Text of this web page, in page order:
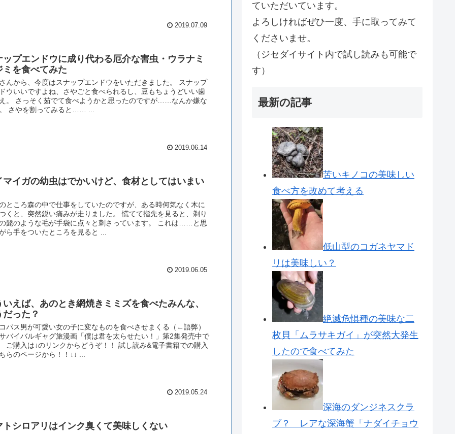
2019.07.09
ップエンドウに成り代わる厄介な害虫・ウラナミ
ミを食べてみた
んから、今度はスナップエンドウをいただきました。 スナップ
ウいいですよね、さやごと食べられるし、豆もちょうどいい歯
。 さっそく茹でて食べようかと思ったのですが……なんか嫌な
さやを割ってみると…… ...
2019.06.14
マイガの幼虫はでかいけど、食材としてはいまい
ところ森の中で仕事をしていたのですが、ある時何気なく木に
くと、突然鋭い痛みが走りました。 慌てて指先を見ると、剃り
髭のような毛が手袋に点々と刺さっています。 これは……と思
ら手をついたところを見ると ...
2019.06.05
いえば、あのとき網焼きミミズを食べたみんな、
だった？
パス男が可愛い女の子に変なものを食べさせまくる（←語弊）
バイバルギャグ旅漫画「僕は君を太らせたい！」第2集発売中で
購入は↓のリンクからどうぞ！！ 試し読み&電子書籍での購入
らのページから！！↓↓ ...
2019.05.24
トシロアリはインク臭くて美味しくない
ていただいています。
よろしければぜひ一度、手に取ってみて
くださいませ。
（ジセダイサイト内で試し読みも可能で
す）
最新の記事
苦いキノコの美味しい
食べ方を改めて考える
低山型のコガネヤマド
リは美味しい？
絶滅危惧種の美味な二
枚貝「ムラサキガイ」が突然大発生
したので食べてみた
深海のダンジネスクラ
ブ？ レアな深海蟹「ナダイチョウ